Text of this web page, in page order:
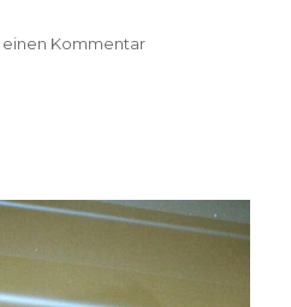
Kommentarzu